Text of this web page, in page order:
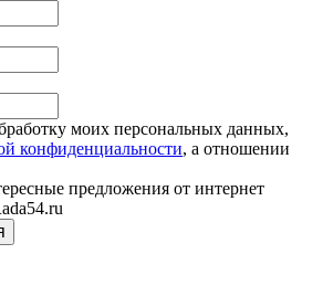
моих персональных данных,
конфиденциальности, а отношении
предложения от интернет